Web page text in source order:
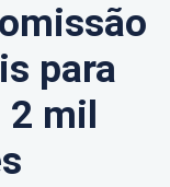
para
mil